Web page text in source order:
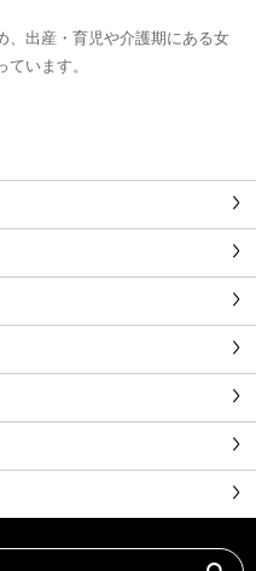
出産・育児や介護期にある女
います。